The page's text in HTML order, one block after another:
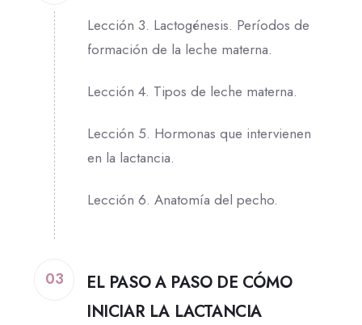
Lección 3. Lactogénesis. Períodos de
formación de la leche materna.
Lección 4. Tipos de leche materna.
Lección 5. Hormonas que intervienen
en la lactancia.
Lección 6. Anatomía del pecho.
03
EL PASO A PASO DE CÓMO
INICIAR LA LACTANCIA